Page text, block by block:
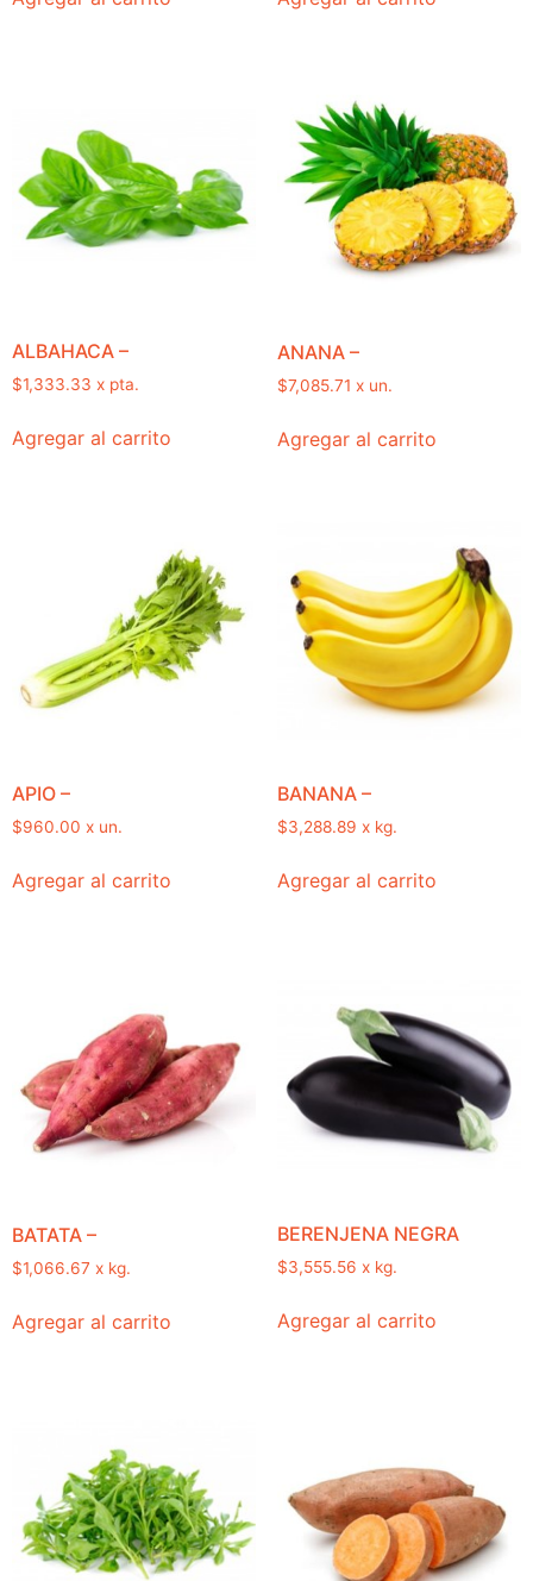
ALBAHACA –
$1,333.33 x pta.
Agregar al carrito
ANANA –
$7,085.71 x un.
Agregar al carrito
APIO –
$960.00 x un.
Agregar al carrito
BANANA –
$3,288.89 x kg.
Agregar al carrito
BATATA –
$1,066.67 x kg.
Agregar al carrito
BERENJENA NEGRA
$3,555.56 x kg.
Agregar al carrito